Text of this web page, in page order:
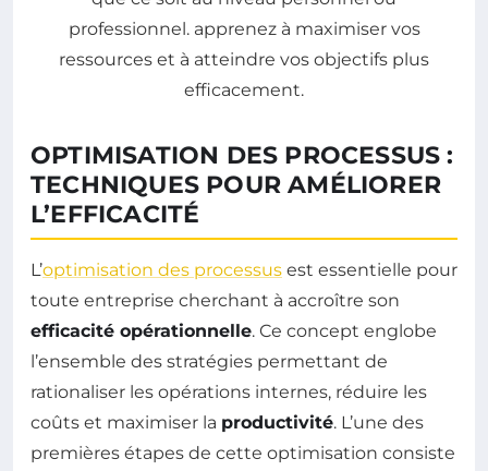
OPTIMISATION DES PROCESSUS :
TECHNIQUES POUR AMÉLIORER
L’EFFICACITÉ
L’optimisation des processus est essentielle pour
toute entreprise cherchant à accroître son
efficacité opérationnelle. Ce concept englobe
l’ensemble des stratégies permettant de
rationaliser les opérations internes, réduire les
coûts et maximiser la productivité. L’une des
premières étapes de cette optimisation consiste